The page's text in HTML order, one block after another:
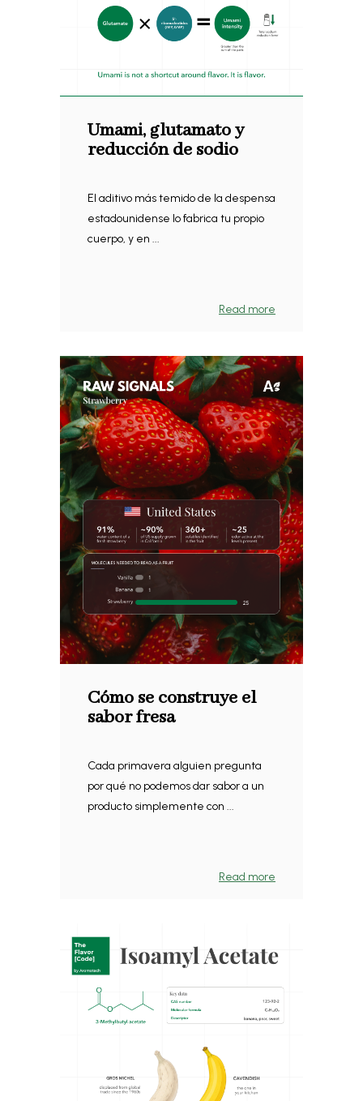
Umami, glutamato y
reducción de sodio
El aditivo más temido de la despensa
estadounidense lo fabrica tu propio
cuerpo, y en ...
Read more
Cómo se construye el
sabor fresa
Cada primavera alguien pregunta
por qué no podemos dar sabor a un
producto simplemente con ...
Read more